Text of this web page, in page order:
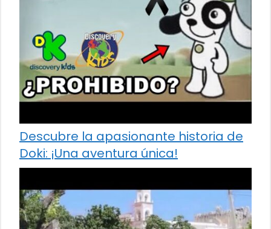
Descubre la apasionante historia de
Doki: ¡Una aventura única!